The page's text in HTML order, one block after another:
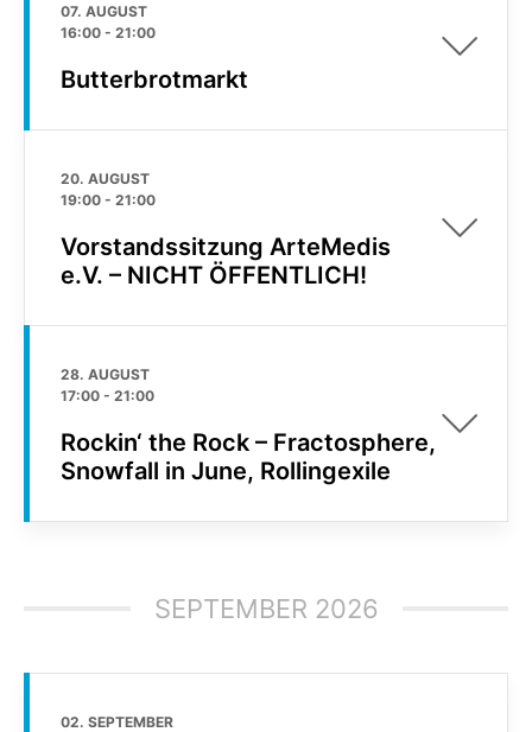
07. AUGUST
16:00 - 21:00
Butterbrotmarkt
20. AUGUST
19:00 - 21:00
Vorstandssitzung ArteMedis
e.V. – NICHT ÖFFENTLICH!
28. AUGUST
17:00 - 21:00
Rockin‘ the Rock – Fractosphere,
Snowfall in June, Rollingexile
SEPTEMBER 2026
02. SEPTEMBER